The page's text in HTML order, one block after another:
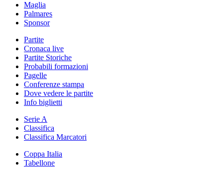
Maglia
Palmares
Sponsor
Partite
Cronaca live
Partite Storiche
Probabili formazioni
Pagelle
Conferenze stampa
Dove vedere le partite
Info biglietti
Serie A
Classifica
Classifica Marcatori
Coppa Italia
Tabellone